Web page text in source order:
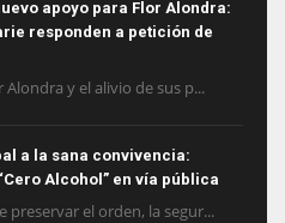
apoyo para Flor Alondra:
responden a petición de
Alondra y el alivio de sus p...
a la sana convivencia:
Alcohol” en vía pública
preservar el orden, la segur...